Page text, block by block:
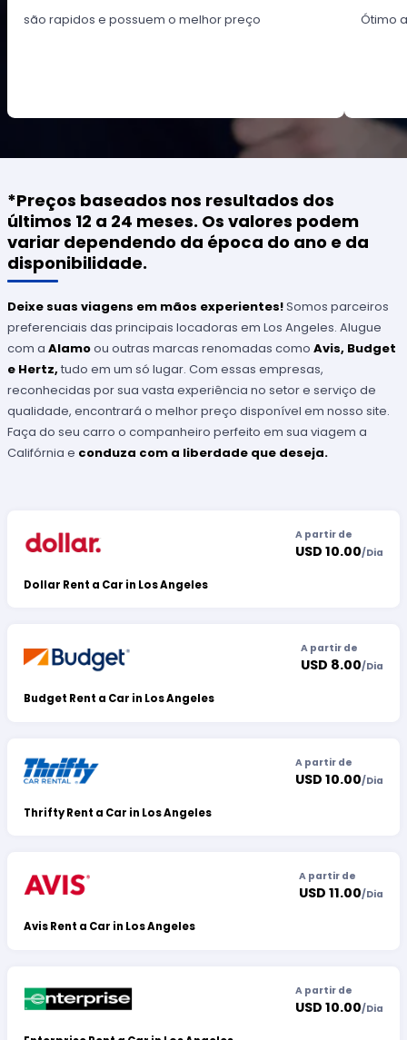
são rapidos e possuem o melhor preço
Ótimo
*Preços baseados nos resultados dos
últimos 12 a 24 meses. Os valores podem
variar dependendo da época do ano e da
disponibilidade.
Deixe suas viagens em mãos experientes!Somos parceiros
preferenciais das principais locadoras em Los Angeles. Alugue
com aAlamoou outras marcas renomadas comoAvis, Budget
e Hertz,tudo em um só lugar. Com essas empresas,
reconhecidas por sua vasta experiência no setor e serviço de
qualidade, encontrará o melhor preço disponível em nosso site.
Faça do seu carro o companheiro perfeito em sua viagem a
Califórnia e conduza com a liberdade que deseja.
Dollar Rent a Car in Los Angeles
A partir de
USD 10.00/Dia
Budget Rent a Car in Los Angeles
A partir de
USD 8.00/Dia
Thrifty Rent a Car in Los Angeles
A partir de
USD 10.00/Dia
Avis Rent a Car in Los Angeles
A partir de
USD 11.00/Dia
A partir de
USD 10.00/Dia